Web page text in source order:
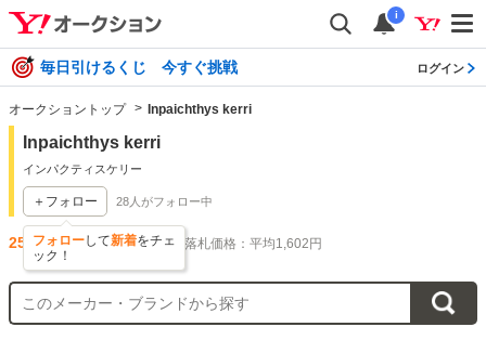
i
毎日引けるくじ 今すぐ挑戦 ログイン
オークショントップ Inpaichthys kerri
Inpaichthys kerri
インパクティスケリー
＋フォロー
フォローして新着をチェ
ック！
28 人がフォロー中
250件出品されています 落札価格：平均1,602円